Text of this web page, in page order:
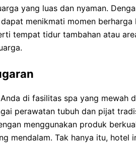
yang luas dan nyaman.
menikmati momen berharga
tempat tidur tambahan atau
di fasilitas spa yang mewah
perawatan tubuh dan pijat
menggunakan produk
mendalam. Tak hanya itu, hotel